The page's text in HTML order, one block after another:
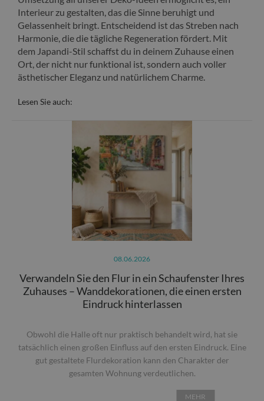
Interieur zu gestalten, das die Sinne beruhigt und
Gelassenheit bringt. Entscheidend ist das Streben nach
Harmonie, die die tägliche Regeneration fördert. Mit
dem Japandi-Stil schaffst du in deinem Zuhause einen
Ort, der nicht nur funktional ist, sondern auch voller
ästhetischer Eleganz und natürlichem Charme.
Lesen Sie auch:
08.06.2026
Verwandeln Sie den Flur in ein Schaufenster Ihres
Zuhauses – Wanddekorationen, die einen ersten
Eindruck hinterlassen
Obwohl die Halle oft nur praktisch behandelt wird, hat sie
tatsächlich einen großen Einfluss auf den ersten Eindruck. Eine
gut gestaltete Flurdekoration kann den Charakter der
gesamten Wohnung verdeutlichen.
MEHR